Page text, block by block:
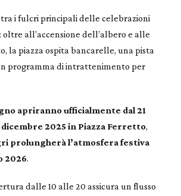
tra i fulcri principali delle celebrazioni
all’accensione dell’albero e alle
la piazza ospita bancarelle, una pista
programma di intrattenimento per
apriranno ufficialmente dal 21
2025 in Piazza Ferretto,
prolungherà l’atmosfera festiva
2026.
dalle 10 alle 20 assicura un flusso